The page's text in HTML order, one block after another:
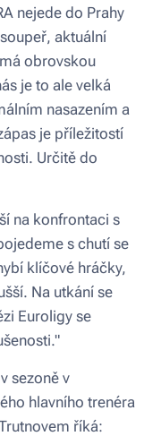
nejede do Prahy
aktuální
obrovskou
je to ale velká
nasazením a
je příležitostí
Určitě do
na konfrontaci s
s chutí se
klíčové hráčky,
Na utkání se
Euroligy se
sezoně v
hlavního trenéra
říká: